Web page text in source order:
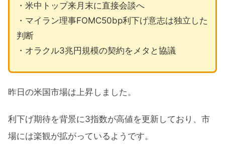
・米中トップ来月末に直接会談へ
・マイラン理事FOMC50bp利下げ意志は独立した
判断
・オラクル3兆円規模の契約をメタと協議
昨日の米国市場は上昇しました。
利下げ期待を背景に3指数が高値を更新しており、市
場には楽観が拡がっているようです。